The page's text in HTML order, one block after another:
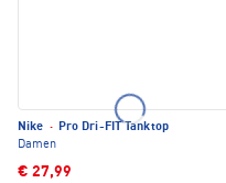
Nike · Pro Dri-FIT Tanktop
Damen
€ 27,99